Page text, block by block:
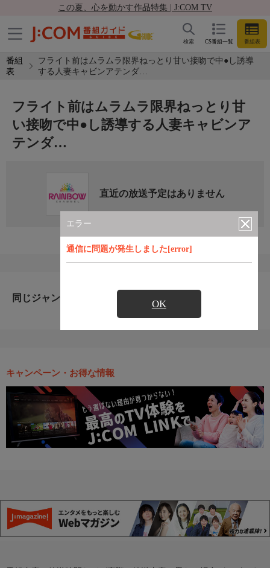
この夏、心を動かす作品特集 | J:COM TV
CS番組一覧 番組表
検索
番組
表
フライト前はムラムラ限界ねっとり甘い接吻で中●し誘導
する人妻キャビンアテンダ…
エラー
通信に問題が発生しました[error]
OK
フライト前はムラムラ限界ねっとり甘
い接吻で中●し誘導する人妻キャビンア
テンダ…
直近の放送予定はありません
同じジャンルのおすすめ番組
キャンペーン・お得な情報